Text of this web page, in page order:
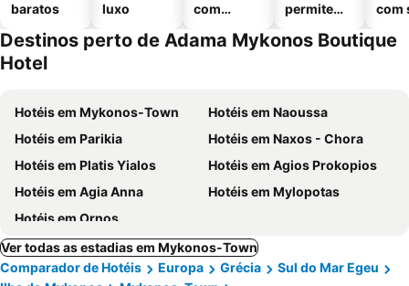
baratos
luxo
com
permitem
com
Destinos perto de Adama Mykonos Boutique
Hotel
Hotéis em Mykonos-Town
Hotéis em Naoussa
Hotéis em Parikia
Hotéis em Naxos - Chora
Hotéis em Platis Yialos
Hotéis em Agios Prokopios
Hotéis em Agia Anna
Hotéis em Mylopotas
Hotéis em Ornos
Ver todas as estadias em Mykonos-Town
Comparador de Hotéis
Europa Grécia
Sul do Mar Egeu